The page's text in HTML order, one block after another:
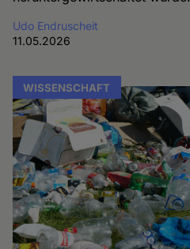
Udo Endruscheit
11.05.2026
WISSENSCHAFT